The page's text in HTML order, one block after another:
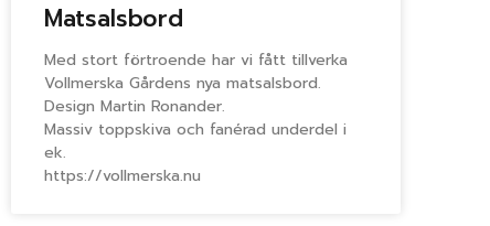
Matsalsbord
Med stort förtroende har vi fått tillverka
Vollmerska Gårdens nya matsalsbord.
Design Martin Ronander.
Massiv toppskiva och fanérad underdel i
ek.
https://vollmerska.nu